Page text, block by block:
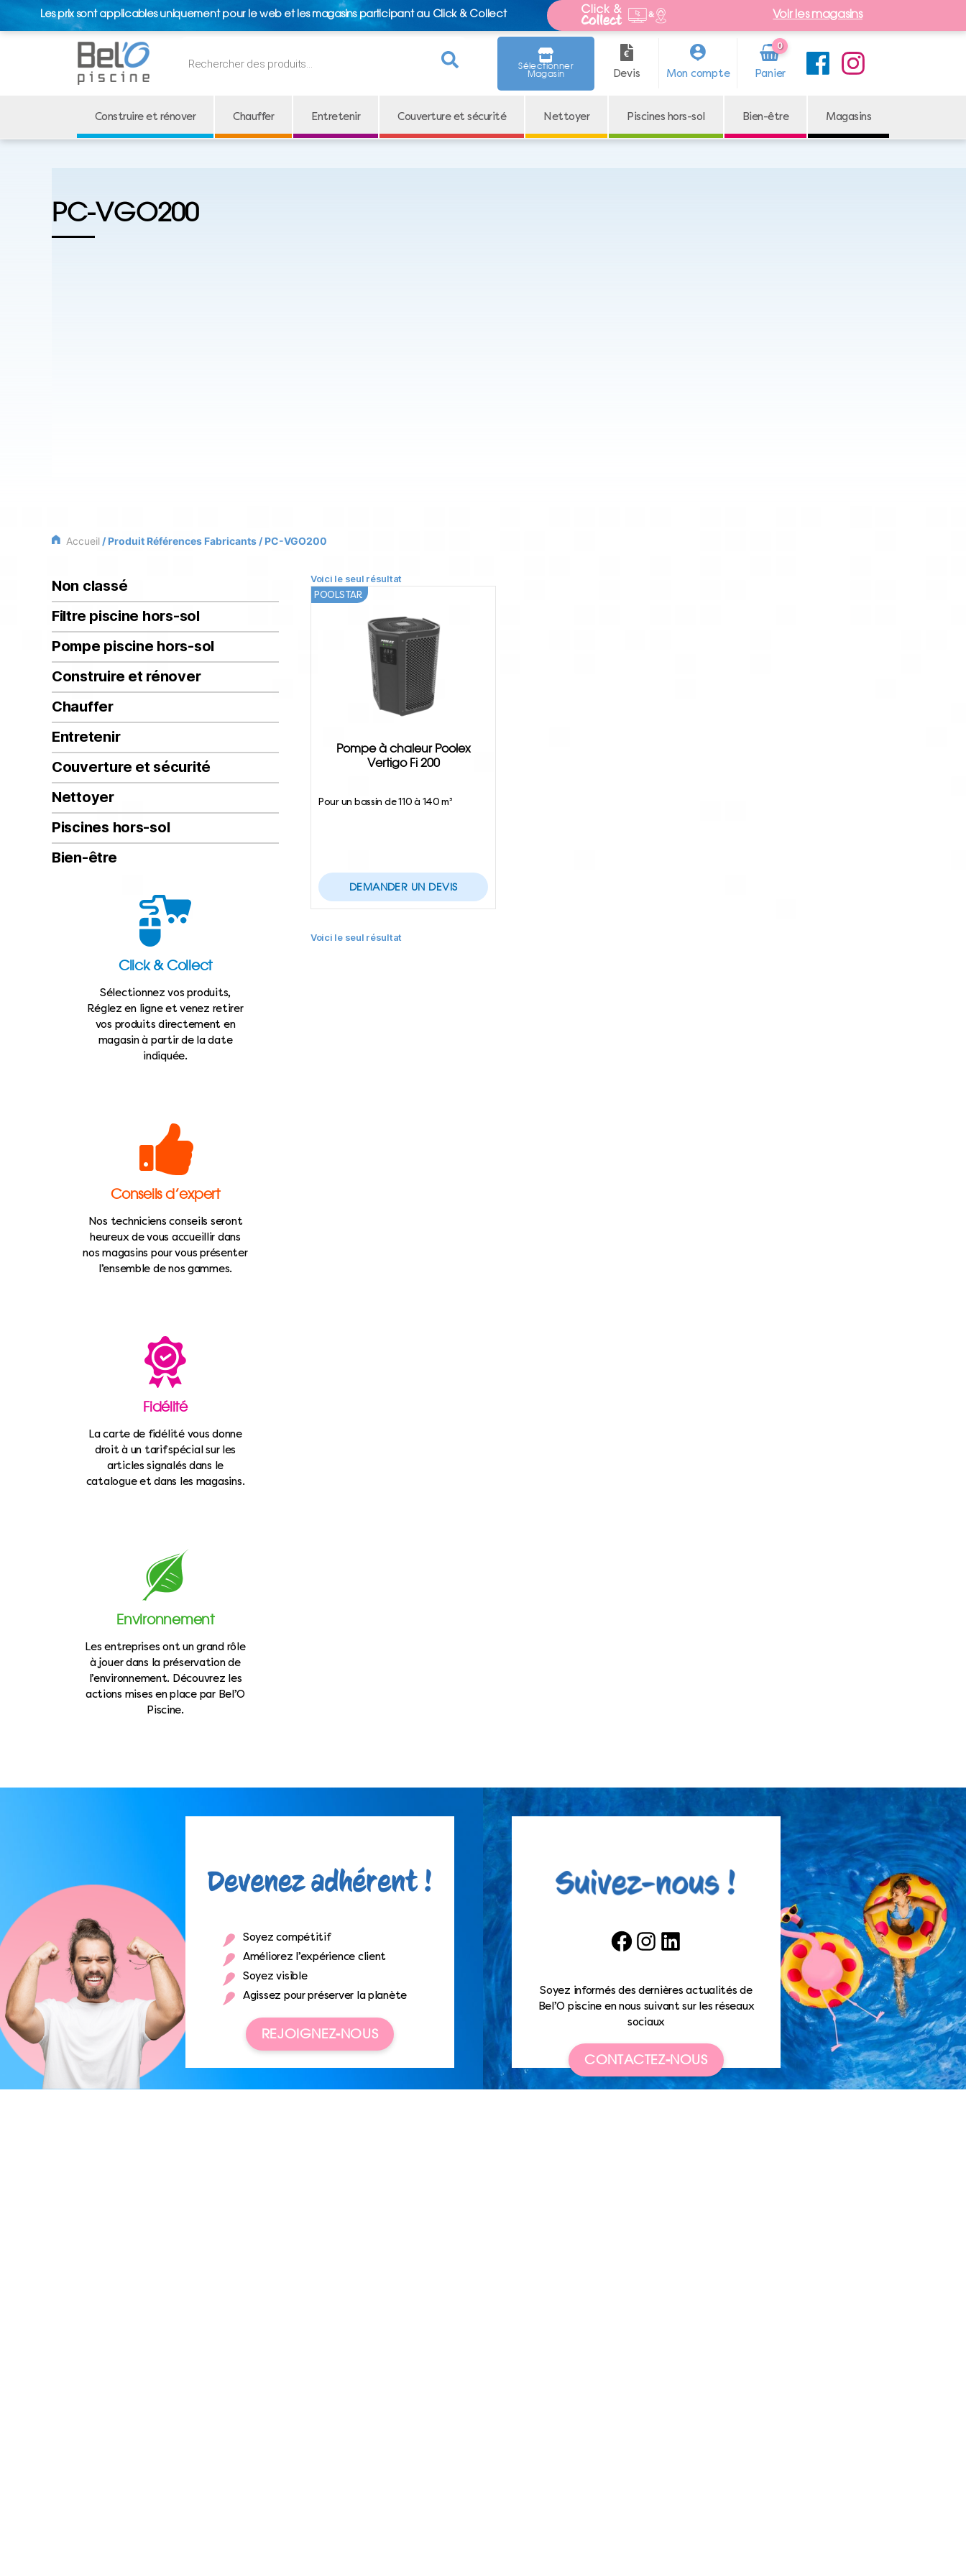
Les prix sont applicables uniquement pour le web et les magasins participant au Click & Collect Voir les magasins
de
Sélectionner
Magasin Devis Mon compte
0
Arti
cle
Construire et rénover Chauffer Entretenir Couverture et sécurité Nettoyer Piscines hors-sol Bien-être Magasins
PC-VGO200
Accueil / Produit Références Fabricants / PC-VGO200
Voici le seul résultat
Pompe à chaleur Poolex
Vertigo Fi 200
POOLSTAR
Pour un bassin de 110 à 140 m³
DEMANDER UN DEVIS
Voici le seul résultat
Non classé
Filtre piscine hors-sol
Pompe piscine hors-sol
Construire et rénover
Chauffer
Entretenir
Couverture et sécurité
Nettoyer
Piscines hors-sol
Bien-être
Click & Collect
Sélectionnez vos produits,
Réglez en ligne et venez retirer
vos produits directement en
magasin à partir de la date
indiquée.
Conseils d’expert
Nos techniciens conseils seront
heureux de vous accueillir dans
nos magasins pour vous présenter
l’ensemble de nos gammes.
Fidélité
La carte de fidélité vous donne
droit à un tarif spécial sur les
articles signalés dans le
catalogue et dans les magasins.
Environnement
Les entreprises ont un grand rôle
à jouer dans la préservation de
l’environnement. Découvrez les
actions mises en place par Bel’O
Piscine.
Soyez compétitif
Améliorez l’expérience client
Soyez visible
Agissez pour préserver la planète
REJOIGNEZ-NOUS
FacebookInstagramLinkedIn
Soyez informés des dernières actualités de
Bel’O piscine en nous suivant sur les réseaux
sociaux
CONTACTEZ-NOUS